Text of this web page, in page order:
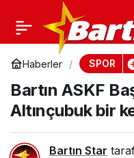
Haberler SPOR
Bartın ASKF
Altınçubuk bir
Bartın Star
Deneyimli Hoca
Ankaragücü’nden
Bartınspor’a geliyor